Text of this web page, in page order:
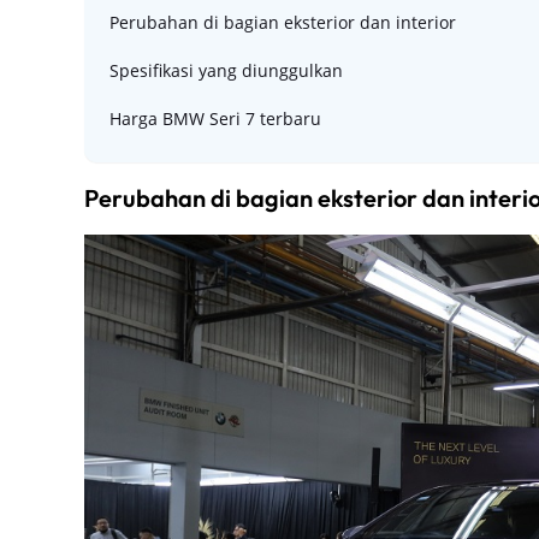
Perubahan di bagian eksterior dan interior
Spesifikasi yang diunggulkan
Harga BMW Seri 7 terbaru
Perubahan di bagian eksterior dan